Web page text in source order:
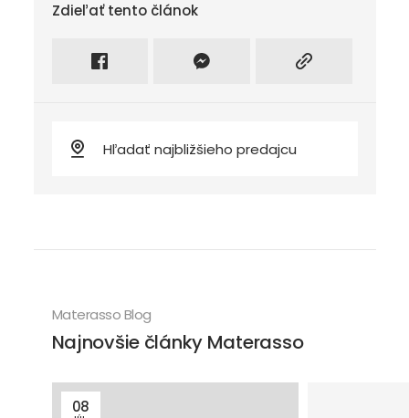
Zdieľať tento článok
Materasso Blog
Najnovšie články Materasso
08